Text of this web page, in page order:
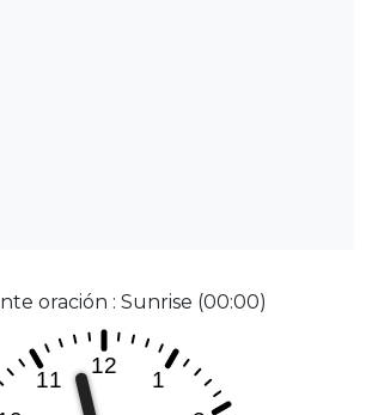
oración : Sunrise (00:00)